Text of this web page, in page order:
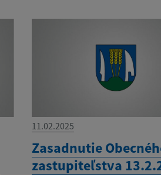
11.02.2025
Zasadnutie
zastupiteľstva